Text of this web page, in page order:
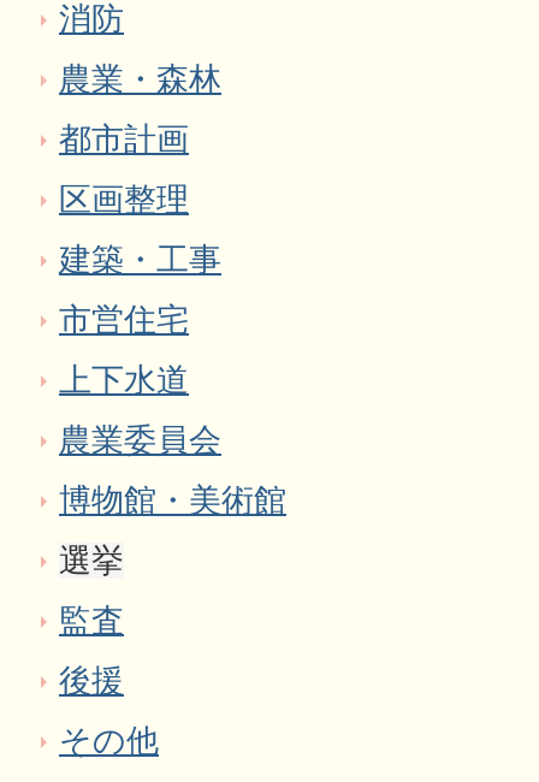
消防
農業・森林
都市計画
区画整理
建築・工事
市営住宅
上下水道
農業委員会
博物館・美術館
選挙
監査
後援
その他